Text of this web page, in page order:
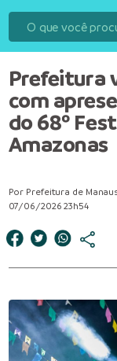
Prefeitura
com
do 68º
Amazonas
Por Prefeitura de
07/06/2026 23h54